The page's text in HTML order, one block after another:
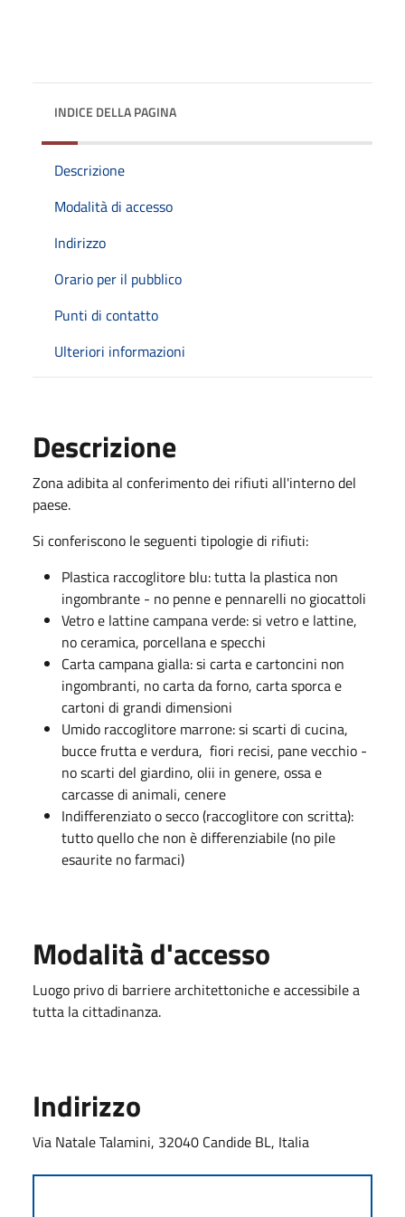
INDICE DELLA PAGINA
Descrizione
Modalità di accesso
Indirizzo
Orario per il pubblico
Punti di contatto
Ulteriori informazioni
Descrizione
Zona adibita al conferimento dei rifiuti all'interno del
paese.
Si conferiscono le seguenti tipologie di rifiuti:
Plastica raccoglitore blu: tutta la plastica non
ingombrante - no penne e pennarelli no giocattoli
Vetro e lattine campana verde: si vetro e lattine,
no ceramica, porcellana e specchi
Carta campana gialla: si carta e cartoncini non
ingombranti, no carta da forno, carta sporca e
cartoni di grandi dimensioni
Umido raccoglitore marrone: si scarti di cucina,
bucce frutta e verdura, fiori recisi, pane vecchio -
no scarti del giardino, olii in genere, ossa e
carcasse di animali, cenere
Indifferenziato o secco (raccoglitore con scritta):
tutto quello che non è differenziabile (no pile
esaurite no farmaci)
Modalità d'accesso
Luogo privo di barriere architettoniche e accessibile a
tutta la cittadinanza.
Indirizzo
Via Natale Talamini, 32040 Candide BL, Italia